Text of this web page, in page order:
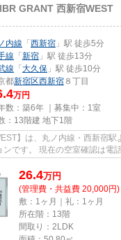
GRANT 西新宿WEST
内線 「 西新宿 」駅 徒歩5分
線 「 新宿 」駅 徒歩13分
線 「 大久保 」駅 徒歩10分
都新宿区西新宿 ８丁目
万円
数：築6年 ｜募集中： 1室
：13階建 地下1階
】は、丸ノ内線・西新宿
はメールにてお問い
26.4万円
(管理費・共益費 20,000円)
敷：1ヶ月｜礼：1ヶ月
所在階：13階
間取り：2LDK